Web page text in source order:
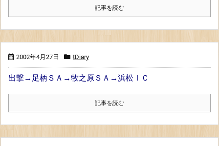
記事を読む
2002年4月27日 tDiary
出撃→足柄ＳＡ→牧之原ＳＡ→浜松ＩＣ
記事を読む